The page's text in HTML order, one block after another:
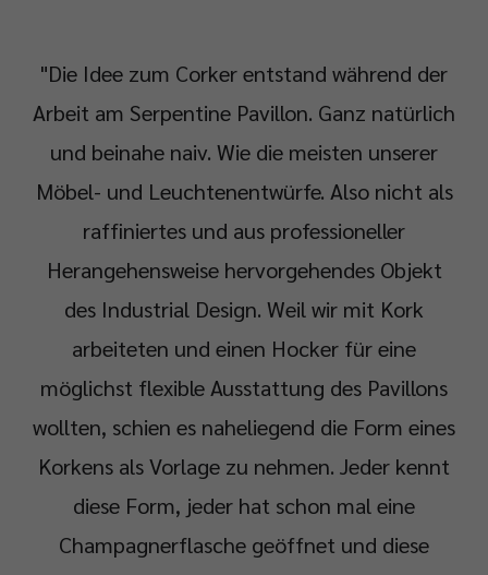
"Die Idee zum Corker entstand während der
Arbeit am Serpentine Pavillon. Ganz natürlich
und beinahe naiv. Wie die meisten unserer
Möbel- und Leuchtenentwürfe. Also nicht als
raffiniertes und aus professioneller
Herangehensweise hervorgehendes Objekt
des Industrial Design. Weil wir mit Kork
arbeiteten und einen Hocker für eine
möglichst flexible Ausstattung des Pavillons
wollten, schien es naheliegend die Form eines
Korkens als Vorlage zu nehmen. Jeder kennt
diese Form, jeder hat schon mal eine
Champagnerflasche geöffnet und diese